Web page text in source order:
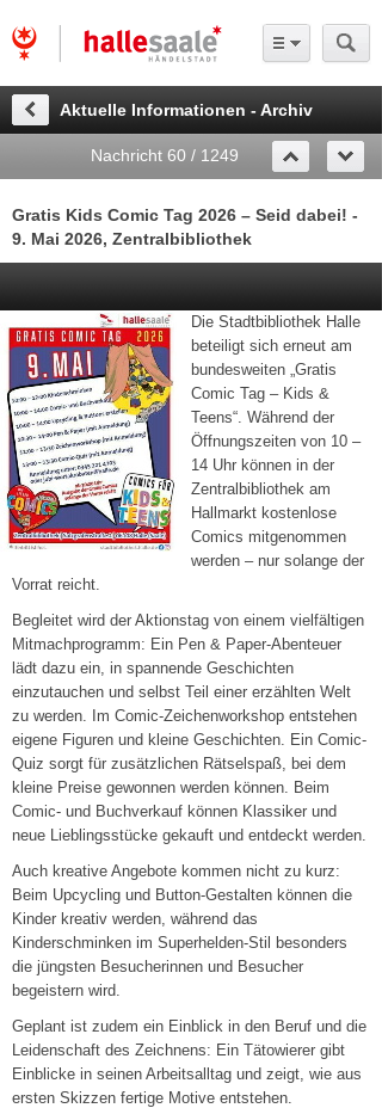
Aktuelle Informationen - Archiv
Nachricht 60 / 1249
Gratis Kids Comic Tag 2026 – Seid dabei! -
9. Mai 2026, Zentralbibliothek
Die Stadtbibliothek Halle
beteiligt sich erneut am
bundesweiten „Gratis
Comic Tag – Kids &
Teens“. Während der
Öffnungszeiten von 10 –
14 Uhr können in der
Zentralbibliothek am
Hallmarkt kostenlose
Comics mitgenommen
werden – nur solange der
Vorrat reicht.
Begleitet wird der Aktionstag von einem vielfältigen
Mitmachprogramm: Ein Pen & Paper-Abenteuer
lädt dazu ein, in spannende Geschichten
einzutauchen und selbst Teil einer erzählten Welt
zu werden. Im Comic-Zeichenworkshop entstehen
eigene Figuren und kleine Geschichten. Ein Comic-
Quiz sorgt für zusätzlichen Rätselspaß, bei dem
kleine Preise gewonnen werden können. Beim
Comic- und Buchverkauf können Klassiker und
neue Lieblingsstücke gekauft und entdeckt werden.
Auch kreative Angebote kommen nicht zu kurz:
Beim Upcycling und Button-Gestalten können die
Kinder kreativ werden, während das
Kinderschminken im Superhelden-Stil besonders
die jüngsten Besucherinnen und Besucher
begeistern wird.
Geplant ist zudem ein Einblick in den Beruf und die
Leidenschaft des Zeichnens: Ein Tätowierer gibt
Einblicke in seinen Arbeitsalltag und zeigt, wie aus
ersten Skizzen fertige Motive entstehen.